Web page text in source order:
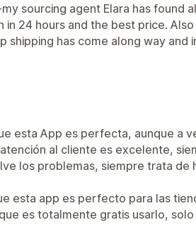
sourcing agent Elara has found
in 24 hours and the best price.
shipping has come along way and
esta App es perfecta, aunque a
al cliente es excelente,
los problemas, siempre trata de
esta app es perfecto para las
es totalmente gratis usarlo,